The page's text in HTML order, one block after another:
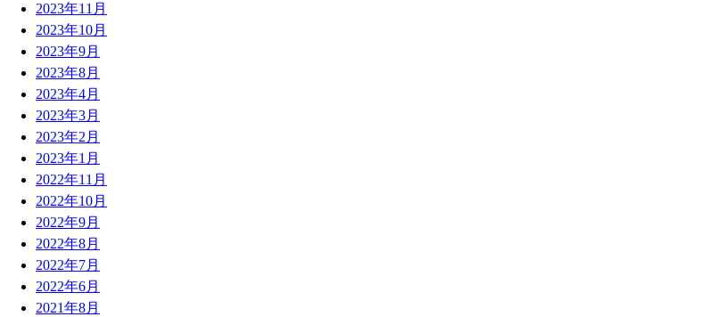
2023年11月
2023年10月
2023年9月
2023年8月
2023年4月
2023年3月
2023年2月
2023年1月
2022年11月
2022年10月
2022年9月
2022年8月
2022年7月
2022年6月
2021年8月